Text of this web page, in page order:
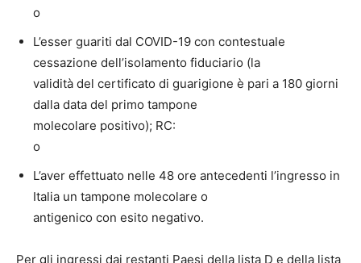
o
L’esser guariti dal COVID-19 con contestuale
cessazione dell’isolamento fiduciario (la
validità del certificato di guarigione è pari a 180 giorni
dalla data del primo tampone
molecolare positivo); RC:
o
L’aver effettuato nelle 48 ore antecedenti l’ingresso in
Italia un tampone molecolare o
antigenico con esito negativo.
Per gli ingressi dai restanti Paesi della lista D e della lista